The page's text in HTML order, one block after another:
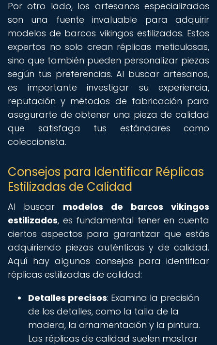
Por otro lado, los artesanos especializados
son una fuente invaluable para adquirir
modelos de barcos vikingos estilizados. Estos
expertos no solo crean réplicas meticulosas,
sino que también pueden personalizar piezas
según tus preferencias. Al buscar artesanos,
es importante investigar su experiencia,
reputación y métodos de fabricación para
asegurarte de obtener una pieza de calidad
que satisfaga tus estándares como
coleccionista.
Consejos para Identificar Réplicas
Estilizadas de Calidad
Al buscar modelos de barcos vikingos
estilizados, es fundamental tener en cuenta
ciertos aspectos para garantizar que estás
adquiriendo piezas auténticas y de calidad.
Aquí hay algunos consejos para identificar
réplicas estilizadas de calidad:
Detalles precisos: Examina la precisión
de los detalles, como la talla de la
madera, la ornamentación y la pintura.
Las réplicas de calidad suelen mostrar